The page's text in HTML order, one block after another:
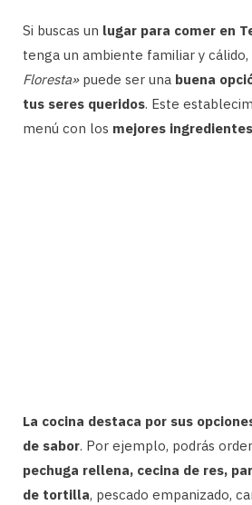
Si buscas un lugar para comer en
tenga un ambiente familiar y
Floresta»puede ser una buena
tus seres queridos. Este
menú con los mejores
La cocina destaca por sus
de sabor. Por ejemplo, podrás
pechuga rellena, cecina de res,
de tortilla, pescado empanizado,